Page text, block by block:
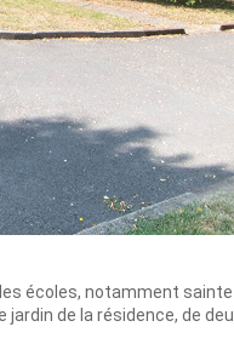
écoles, notamment
de la résidence, de